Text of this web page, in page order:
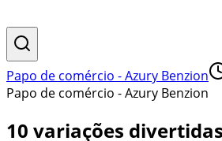
Papo de comércio - Azury Benzion
Papo de comércio - Azury Benzion
10 variações